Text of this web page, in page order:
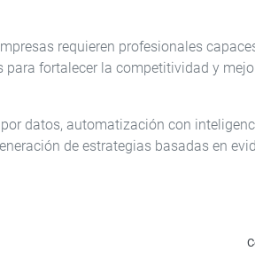
requieren profesionales
fortalecer la competitividad y
datos, automatización con
de estrategias basadas en